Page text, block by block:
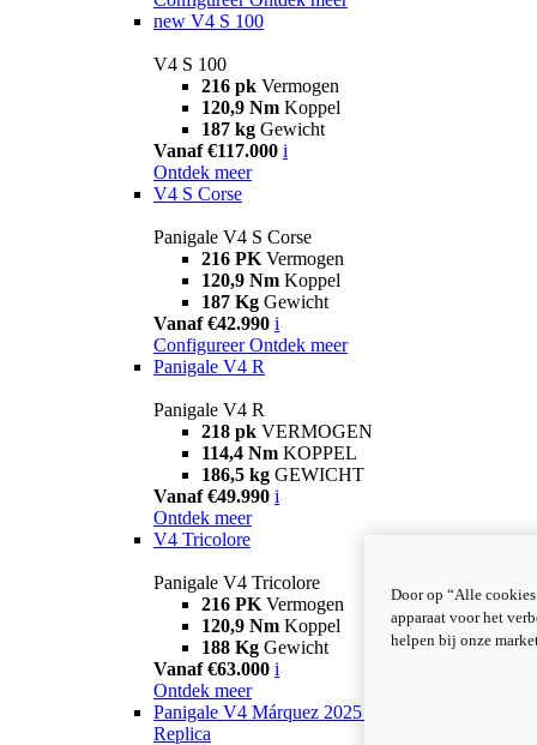
new V4 S 100
V4 S 100
216 pk Vermogen
120,9 Nm Koppel
187 kg Gewicht
Vanaf €117.000 i
Ontdek meer
V4 S Corse
Panigale V4 S Corse
216 PK Vermogen
120,9 Nm Koppel
187 Kg Gewicht
Vanaf €42.990 i
Configureer Ontdek meer
Panigale V4 R
Panigale V4 R
218 pk VERMOGEN
114,4 Nm KOPPEL
186,5 kg GEWICHT
Vanaf €49.990 i
Ontdek meer
V4 Tricolore
Panigale V4 Tricolore
216 PK Vermogen
120,9 Nm Koppel
188 Kg Gewicht
Vanaf €63.000 i
Ontdek meer
Panigale V4 Márquez 2025 World Champion
Replica
Door op “Alle
apparaat voor het
helpen bij onze